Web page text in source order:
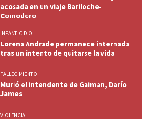
acosada en un viaje Bariloche-
Comodoro
INFANTICIDIO
Lorena Andrade permanece internada
tras un intento de quitarse la vida
FALLECIMIENTO
Murió el intendente de Gaiman, Darío
James
VIOLENCIA